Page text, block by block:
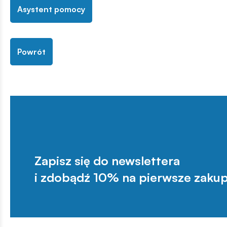
Asystent pomocy
Powrót
Zapisz się do newslettera
i zdobądź 10% na pierwsze